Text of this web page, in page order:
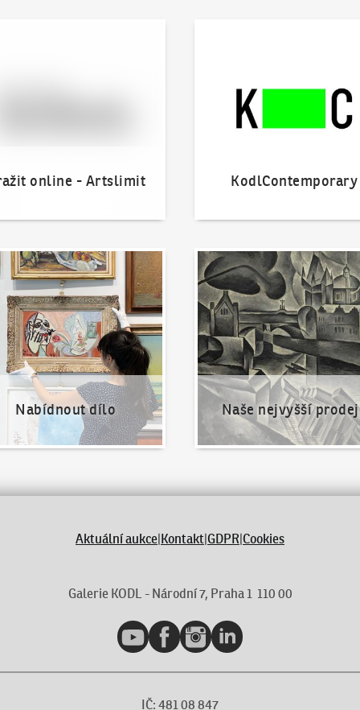
online - Artslimit KodlContemporary
Nabídnout dílo
dílo
Naše nejvyšší
Naše nejvyšší prodeje
Aktuální aukce|Kontakt|GDPR|Cookies
Galerie KODL - Národní 7, Praha 1 110 00
YouTubeFacebookInstagramLinkedIn
IČ: 481 08 847